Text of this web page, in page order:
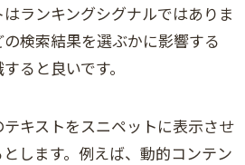
ランキングシグナルではありま
検索結果を選ぶかに影響する
ると良いです。
キストをスニペットに表示させ
します。例えば、動的コンテン